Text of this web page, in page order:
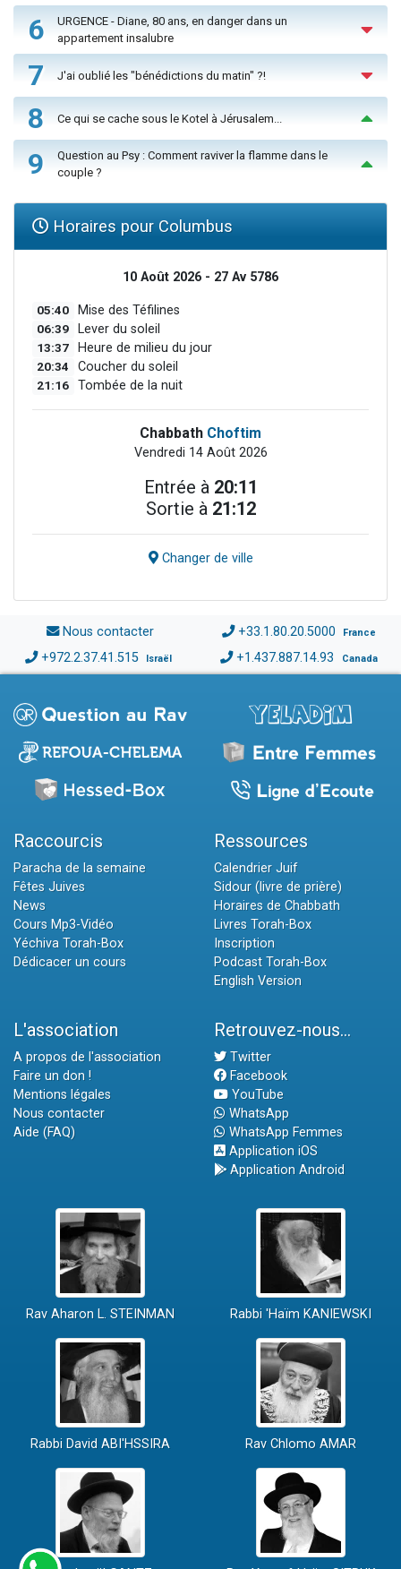
6
URGENCE - Diane, 80 ans, en danger dans un
appartement insalubre
7 J'ai oublié les "bénédictions du matin" ?!
8 Ce qui se cache sous le Kotel à Jérusalem...
9
Question au Psy : Comment raviver la flamme dans le
couple ?
Horaires pour Columbus
10 Août 2026 - 27 Av 5786
05:40 Mise des Téfilines
06:39 Lever du soleil
13:37 Heure de milieu du jour
20:34 Coucher du soleil
21:16 Tombée de la nuit
Chabbath Choftim
Vendredi 14 Août 2026
Entrée à 20:11
Sortie à 21:12
Changer de ville
Nous contacter +33.1.80.20.5000 France
+972.2.37.41.515 Israël +1.437.887.14.93 Canada
Raccourcis
Paracha de la semaine
Fêtes Juives
News
Cours Mp3-Vidéo
Yéchiva Torah-Box
Dédicacer un cours
Ressources
Calendrier Juif
Sidour (livre de prière)
Horaires de Chabbath
Livres Torah-Box
Inscription
Podcast Torah-Box
English Version
L'association
A propos de l'association
Faire un don !
Mentions légales
Nous contacter
Aide (FAQ)
Retrouvez-nous...
Twitter
Facebook
YouTube
WhatsApp
WhatsApp Femmes
Application iOS
Application Android
Rav Aharon L. STEINMAN Rabbi 'Haïm KANIEWSKI
Rabbi David ABI'HSSIRA Rav Chlomo AMAR